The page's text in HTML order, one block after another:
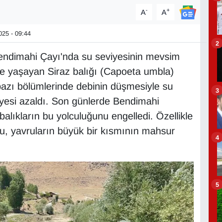
A- A+
- 09:44
Çayı'nda su seviyesinin mevsim
yaşayan Siraz balığı (Capoeta umbla)
bölümlerinde debinin düşmesiyle su
azaldı. Son günlerde Bendimahi
bu yolculuğunu engelledi. Özellikle
yavruların büyük bir kısmının mahsur
2
3
4
5